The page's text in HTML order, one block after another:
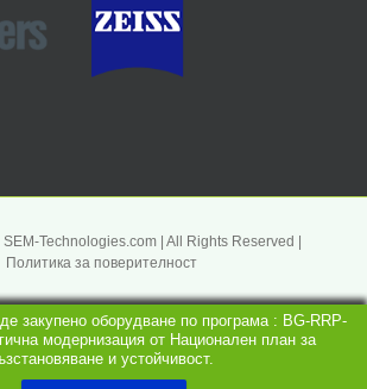
Technologies.com | All Rights Reserved |
Политика за поверителност
закупено оборудване по програма : BG-RRP-
модернизация от Национален план за
и устойчивост.